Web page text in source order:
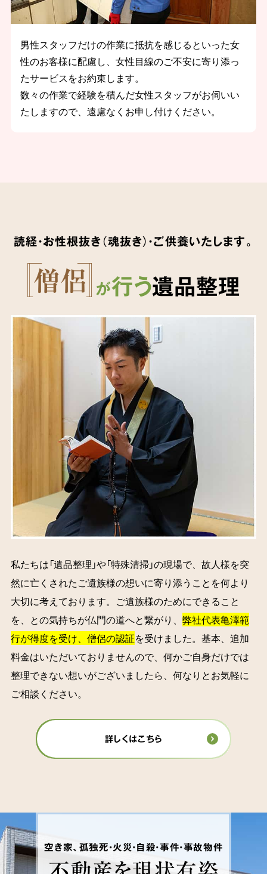
男性スタッフだけの作業に抵抗を感じるといった女
性のお客様に配慮し、女性目線のご不安に寄り添っ
たサービスをお約束します。
数々の作業で経験を積んだ女性スタッフがお伺いい
たしますので、遠慮なくお申し付けください。
が行う遺品整理
読経・お性根抜き（魂抜き）・ご供養いたします。
私たちは「遺品整理」や「特殊清掃」の現場で、故人様を突
然に亡くされたご遺族様の想いに寄り添うことを何より
大切に考えております。ご遺族様のためにできること
を、との気持ちが仏門の道へと繋がり、 弊社代表亀澤範
行が得度を受け、僧侶の認証を受けました。基本、追加
料金はいただいておりませんので、何かご自身だけでは
整理できない想いがございましたら、何なりとお気軽に
ご相談ください。
詳しくはこちら
空き家、孤独死・火災・自殺・事件・事故物件